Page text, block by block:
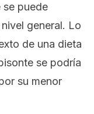
se puede
general. Lo
de una dieta
se podría
su menor